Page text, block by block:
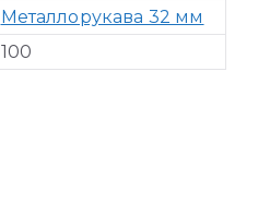
Металлорукава 32 мм
100